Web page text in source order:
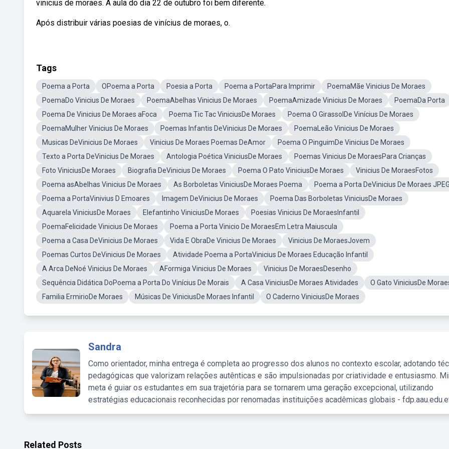
vinicius de moraes. A aula do dia 22 de outubro foi bem diferente.
Após distribuir várias poesias de vinícius de moraes, o.
Tags
Poema a Porta OPoema a Porta Poesia a Porta Poema a PortaPara Imprimir
PoemaMãe Vinicius De Moraes
PoemaDo Vinicius De Moraes
PoemaAbelhas Vinicius De Moraes PoemaAmizade Vinicius De Moraes
PoemaDa Porta
Poema De Vinicius De Moraes aFoca
Poema Tic Tac ViniciusDe Moraes
Poema O GirassolDe Vinícius De Moraes
PoemaMulher Vinicius De Moraes
Poemas Infantis DeVinicius De Moraes
PoemaLeão Vinicius De Moraes
Musicas DeVinicius De Moraes
Vinicius De Moraes Poemas DeAmor
Poema O PinguimDe Vinicius De Moraes
Texto a Porta DeVinicius De Moraes
Antologia Poética ViniciusDe Moraes
Poemas Vinicius De MoraesPara Crianças
Foto ViniciusDe Moraes
Biografia DeVinicius De Moraes Poema O Pato ViniciusDe Moraes
Vinicius De MoraesFotos
Poema asAbelhas Vinicius De Moraes
As Borboletas ViniciusDe Moraes Poema
Poema a Porta DeVinicius De Moraes
Poema a PortaVinivius D Emoares
Imagem DeVinicius De Moraes
Poema Das Borboletas ViniciusDe Moraes
Aquarela ViniciusDe Moraes
Elefantinho ViniciusDe Moraes
Poesias Vinicius De MoraesInfantil
PoemaFelicidade Vinicius De Moraes
Poema a Porta Vinicio De MoraesEm Letra Maiuscula
Poema a Casa DeVinicius De Moraes
Vida E ObraDe Vinicius De Moraes
Vinicius De MoraesJovem
Poemas Curtos DeVinicius De Moraes
Atividade Poema a PortaVinicius De Moraes Educação Infantil
A Arca DeNoé Vinicius De Moraes
AFormiga Vinicius De Moraes
Vinicius De MoraesDesenho
Sequência Didática DoPoema a Porta Do Vinícius De Morais
A Casa ViniciusDe Moraes Atividades
O Gato ViniciusDe
Familia ErmirioDe Moraes
Músicas De ViniciusDe Moraes Infantil O Caderno ViniciusDe Moraes
Sandra
Como orientador, minha entrega é completa ao progresso dos alunos no contexto escolar, adotando
pedagógicas que valorizam relações autênticas e são impulsionadas por criatividade e entusiasmo.
meta é guiar os estudantes em sua trajetória para se tornarem uma geração excepcional, utilizando
estratégias educacionais reconhecidas por renomadas instituições acadêmicas globais -
Related Posts